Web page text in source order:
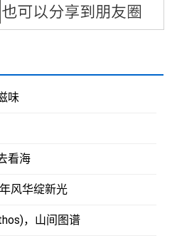
味
看海
风华绽新光
，山间图谱